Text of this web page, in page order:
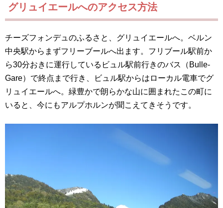
グリュイエールへのアクセス方法
チーズフォンデュのふるさと、グリュイエールへ。ベルン
中央駅からまずフリーブールへ出ます。フリブール駅前か
ら30分おきに運行しているビュル駅前行きのバス（Bulle-
Gare）で終点まで行き、ビュル駅からはローカル電車でグ
リュイエールへ。緑豊かで朗らかな山に囲まれたこの町に
いると、今にもアルプホルンが聞こえてきそうです。